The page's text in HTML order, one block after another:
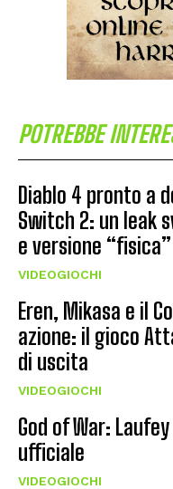
POTREBBE
Diablo 4 pronto a
Switch 2: un leak
e versione “fisica”
VIDEOGIOCHI
Eren, Mikasa e il
azione: il gioco
di uscita
VIDEOGIOCHI
God of War:
ufficiale
VIDEOGIOCHI